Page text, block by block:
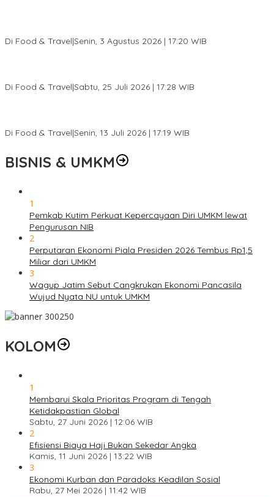
Di Food & Travel|Senin, 3 Agustus 2026 | 17:20 WIB
Di Food & Travel|Sabtu, 25 Juli 2026 | 17:28 WIB
Di Food & Travel|Senin, 13 Juli 2026 | 17:19 WIB
BISNIS & UMKM
1
Pemkab Kutim Perkuat Kepercayaan Diri UMKM lewat
Pengurusan NIB
2
Perputaran Ekonomi Piala Presiden 2026 Tembus Rp1,5
Miliar dari UMKM
3
Wagup Jatim Sebut Cangkrukan Ekonomi Pancasila
Wujud Nyata NU untuk UMKM
KOLOM
1
Membarui Skala Prioritas Program di Tengah
Ketidakpastian Global
Sabtu, 27 Juni 2026 | 12:06 WIB
2
Efisiensi Biaya Haji Bukan Sekedar Angka
Kamis, 11 Juni 2026 | 13:22 WIB
3
Ekonomi Kurban dan Paradoks Keadilan Sosial
Rabu, 27 Mei 2026 | 11:42 WIB